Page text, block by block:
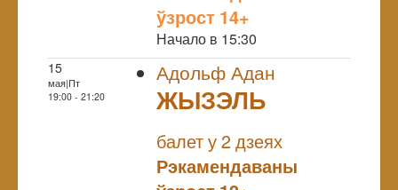
ўзрост 14+
Начало в 15:30
15
мая|Пт
19:00 - 21:20
Адольф Адан
ЖЫЗЭЛЬ
балет у 2 дзеях
Рэкамендаваны